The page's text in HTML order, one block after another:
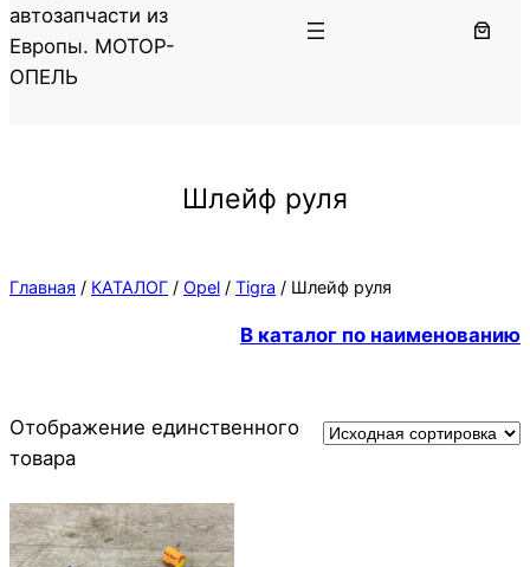
автозапчасти из
Европы. МОТОР-
ОПЕЛЬ
Шлейф руля
Главная / КАТАЛОГ / Opel / Tigra / Шлейф руля
В каталог по наименованию
Отображение единственного
товара